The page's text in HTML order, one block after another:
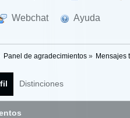
Webchat Ayuda
Panel de agradecimientos» Mensajes
Distinciones